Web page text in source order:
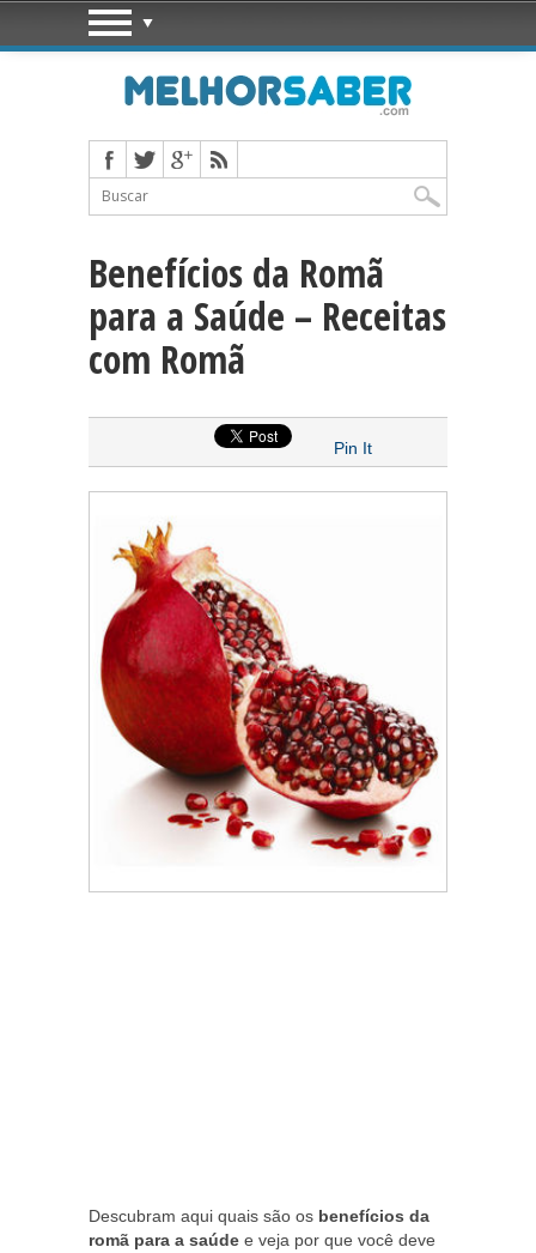
Benefícios da Romã
para a Saúde – Receitas
com Romã
Pin It
Descubram aqui quais são os benefícios da
romã para a saúde e veja por que você deve